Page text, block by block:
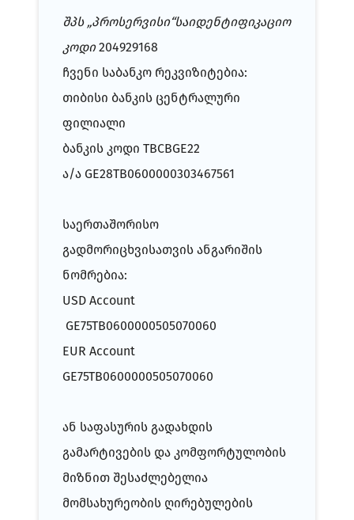
შპს „პროსერვისი“საიდენტიფიკაციო
კოდი204929168
ჩვენი საბანკო რეკვიზიტებია:
თიბისი ბანკის ცენტრალური
ფილიალი
ბანკის კოდი TBCBGE22
ა/ა GE28TB0600000303467561
საერთაშორისო
გადმორიცხვისათვის ანგარიშის
ნომრებია:
USD Account
GE75TB0600000505070060
EUR Account
GE75TB0600000505070060
ან საფასურის გადახდის
გამარტივების და კომფორტულობის
მიზნით შესაძლებელია
მომსახურეობის ღირებულების